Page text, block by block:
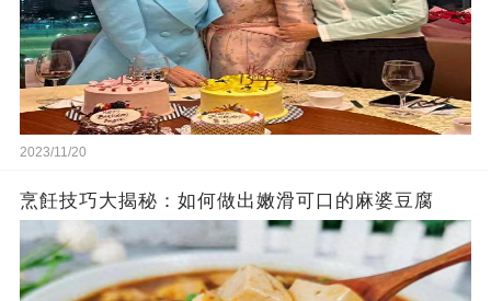
2023/11/20
烹飪技巧大揭秘：如何做出嫩滑可口的麻婆豆腐